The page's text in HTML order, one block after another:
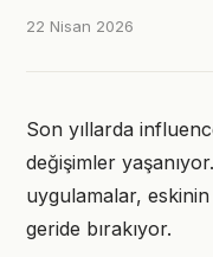
22 Nisan 2026
Son yıllarda
değişimler
uygulamalar, eskinin
geride bırakıyor.